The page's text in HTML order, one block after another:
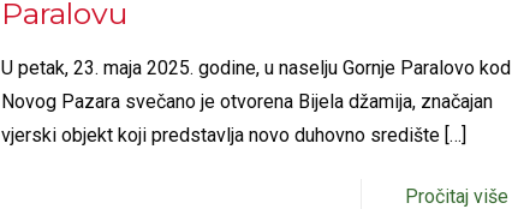
Paralovu
U petak, 23. maja 2025. godine, u naselju Gornje Paralovo kod
Novog Pazara svečano je otvorena Bijela džamija, značajan
vjerski objekt koji predstavlja novo duhovno središte[…]
Pročitaj više